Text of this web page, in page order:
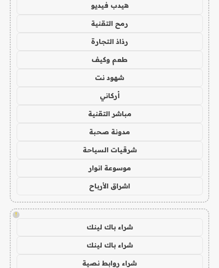
هيدب فيديو
رمح التقنية
رذاذ التجارة
طعم وكيف
شهود نت
أركاني
مباشر التقنية
مدونة صحبة
شرقيات السياحة
موسوعة انوار
اشراق الأرباح
!
شراء باك لينك
شراء باك لينك
شراء روابط نصية